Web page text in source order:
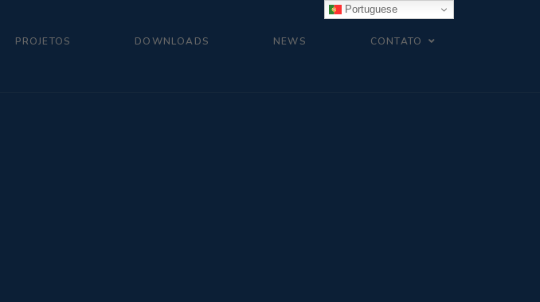
PROJETOS DOWNLOADS NEWS CONTATO
Portuguese